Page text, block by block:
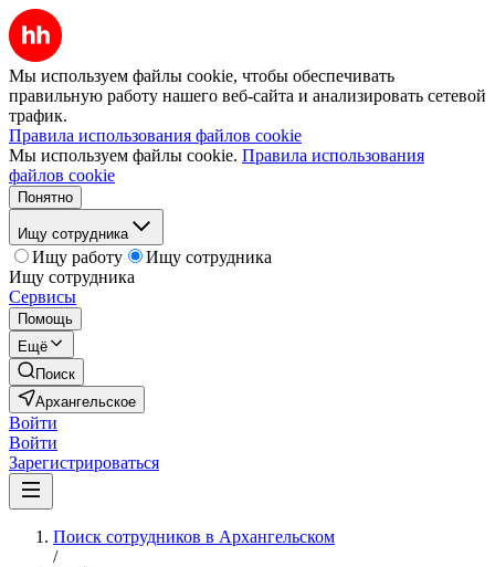
Мы используем файлы cookie, чтобы обеспечивать
правильную работу нашего веб-сайта и анализировать сетевой
трафик.
Правила использования файлов cookie
Мы используем файлы cookie. Правила использования
файлов cookie
Понятно
Ищу сотрудника
Ищу работу
Ищу сотрудника
Ищу сотрудника
Сервисы
Помощь
Ещё
Поиск
Архангельское
Войти
Войти
Зарегистрироваться
Поиск сотрудников в Архангельском
/